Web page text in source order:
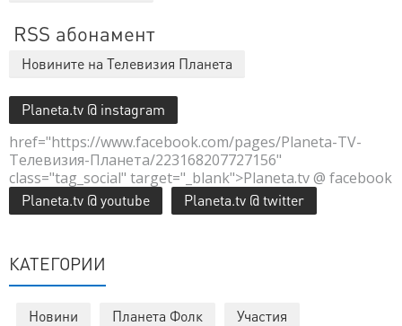
RSS абонамент
Новините на Телевизия Планета
Planeta.tv @ instagram
href="https://www.facebook.com/pages/Planeta-TV-
Телевизия-Планета/223168207727156"
class="tag_social" target="_blank">Planeta.tv @ facebook
Planeta.tv @ youtube Planeta.tv @ twitter
КАТЕГОРИИ
Новини Планета Фолк
Участия